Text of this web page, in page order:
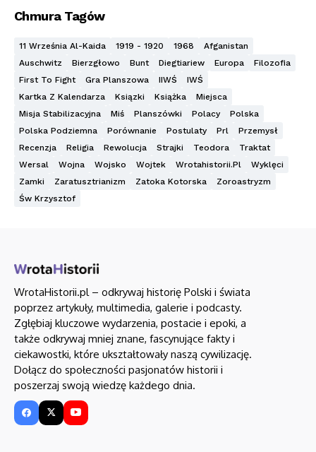
Chmura Tagów
11 Września Al-Kaida 1919 - 1920 1968
Afganistan
Auschwitz
Bierzgłowo Bunt Diegtiariew Europa
Filozofia
First To Fight
Gra Planszowa IIWŚ
IWŚ
Kartka Z Kalendarza
Ksiązki Książka
Miejsca
Misja Stabilizacyjna
Miś Planszówki Polacy
Polska
Polska Podziemna
Porównanie Postulaty Prl
Przemysł
Recenzja
Religia Rewolucja Strajki Teodora
Traktat
Wersal
Wojna Wojsko Wojtek Wrotahistorii.pl
Wyklęci
Zamki
Zaratusztrianizm Zatoka Kotorska
Zoroastryzm
Św Krzysztof
WrotaHistorii.pl – odkrywaj historię Polski i świata
poprzez artykuły, multimedia, galerie i podcasty.
Zgłębiaj kluczowe wydarzenia, postacie i epoki, a
także odkrywaj mniej znane, fascynujące fakty i
ciekawostki, które ukształtowały naszą cywilizację.
Dołącz do społeczności pasjonatów historii i
poszerzaj swoją wiedzę każdego dnia.